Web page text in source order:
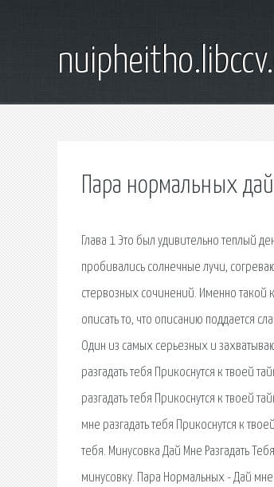
Пара нормальных
Глава 1 Это был удивительно теплый
пробивались солнечные лучи,
стервозных сочинений. Именно такой
описать то, что описанию поддается
Один из самых серьезных и
разгадать тебя Прикоснутся к твоей
разгадать тебя Прикоснутся к твоей
мне разгадать тебя Прикоснутся к
тебя. Минусовка Дай Мне Разгадать
минусовку. Пара Нормальных - Дай мне